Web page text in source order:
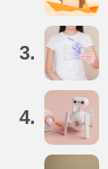
3.
4.